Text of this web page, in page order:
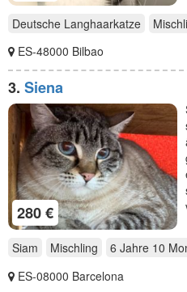
Deutsche Langhaarkatze
ES-48000 Bilbao
3. Siena
280 €
Siam Mischling 6 Jahre 10
ES-08000 Barcelona